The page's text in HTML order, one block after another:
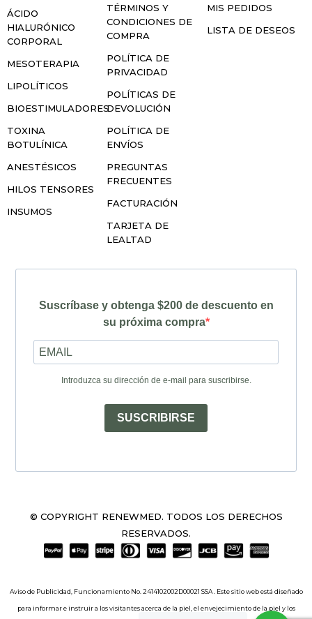
ÁCIDO
HIALURÓNICO
CORPORAL
MESOTERAPIA
LIPOLÍTICOS
BIOESTIMULADORES
TOXINA
BOTULÍNICA
ANESTÉSICOS
HILOS TENSORES
INSUMOS
TÉRMINOS Y
CONDICIONES DE
COMPRA
POLÍTICA DE
PRIVACIDAD
POLÍTICAS DE
DEVOLUCIÓN
POLÍTICA DE
ENVÍOS
PREGUNTAS
FRECUENTES
FACTURACIÓN
TARJETA DE
LEALTAD
MIS PEDIDOS
LISTA DE DESEOS
Suscríbase y obtenga $200 de descuento en
su próxima compra
Introduzca su dirección de e-mail para suscribirse.
SUSCRIBIRSE
© COPYRIGHT RENEWMED. TODOS LOS DERECHOS
RESERVADOS.
Aviso de Publicidad, Funcionamiento No. 2414102002D00021 SSA . Este sitio web está diseñado
para informar e instruir a los visitantes acerca de la piel, el envejecimiento de la piel y los